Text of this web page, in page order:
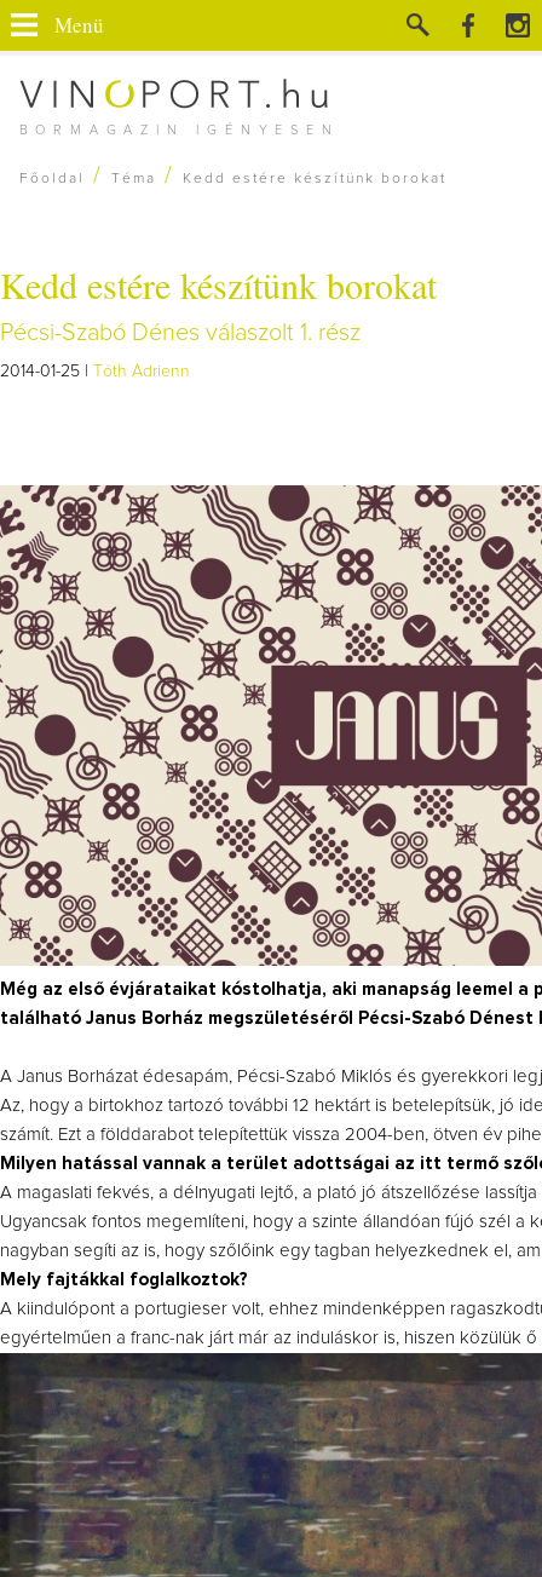
BORMAGAZIN IGÉNYESEN
Menü
Főoldal / Téma / Kedd estére készítünk borokat
Kedd estére készítünk borokat
Pécsi-Szabó Dénes válaszolt 1. rész
2014-01-25 | Tóth Adrienn
Még az első évjárataikat kóstolhatja, aki manapság leemel
található Janus Borház megszületéséről Pécsi-Szabó Dénest
A Janus Borházat édesapám, Pécsi-Szabó Miklós és gyerekkori
Az, hogy a birtokhoz tartozó további 12 hektárt is betelepítsük, jó
számít. Ezt a földdarabot telepítettük vissza 2004-ben, ötven év
Milyen hatással vannak a terület adottságai az itt termő
A magaslati fekvés, a délnyugati lejtő, a plató jó átszellőzése
Ugyancsak fontos megemlíteni, hogy a szinte állandóan fújó szél
nagyban segíti az is, hogy szőlőink egy tagban helyezkednek el,
Mely fajtákkal foglalkoztok?
A kiindulópont a portugieser volt, ehhez mindenképpen
egyértelműen a franc-nak járt már az induláskor is, hiszen közülük